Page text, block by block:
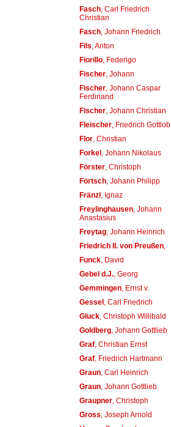
Fasch, Carl Friedrich
Christian
Fasch, Johann Friedrich
Fils , Anton
Fiorillo, Federigo
Fischer, Johann
Fischer, Johann Caspar
Ferdinand
Fischer, Johann Christian
Fleischer, Friedrich Gottlob
Flor, Christian
Forkel, Johann Nikolaus
Förster, Christoph
Förtsch, Johann Philipp
Fränzl, Ignaz
Freylinghausen, Johann
Anastasius
Freytag, Johann Heinrich
Friedrich II. von Preußen,
Funck, David
Gebel d.J., Georg
Gemmingen, Ernst v.
Gessel, Carl Friedrich
Gluck, Christoph Willibald
Goldberg, Johann Gottlieb
Graf, Christian Ernst
Graf, Friedrich Hartmann
Graun, Carl Heinrich
Graun, Johann Gottlieb
Graupner, Christoph
Gross , Joseph Arnold